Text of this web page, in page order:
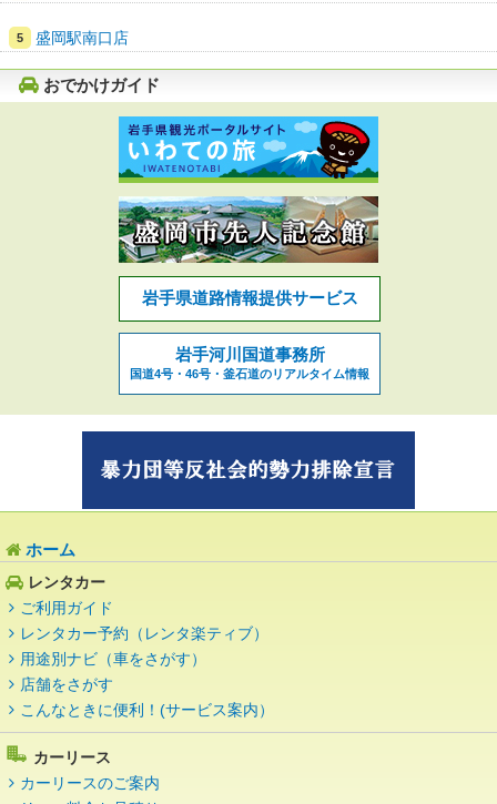
盛岡駅南口店
おでかけガイド
岩手県道路情報提供サービス
岩手河川国道事務所
国道4号・46号・釜石道のリアルタイム情報
ホーム
レンタカー
ご利用ガイド
レンタカー予約（レンタ楽ティブ）
用途別ナビ（車をさがす）
店舗をさがす
こんなときに便利！(サービス案内）
カーリース
カーリースのご案内